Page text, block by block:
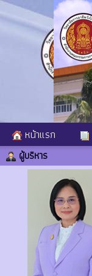
หน้าแรก
ผู้บริหาร